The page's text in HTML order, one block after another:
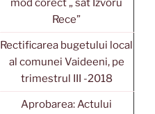
mod corect „ sat Izvoru
Rece”
Rectificarea bugetului local
al comunei Vaideeni, pe
trimestrul III -2018
Aprobarea: Actului